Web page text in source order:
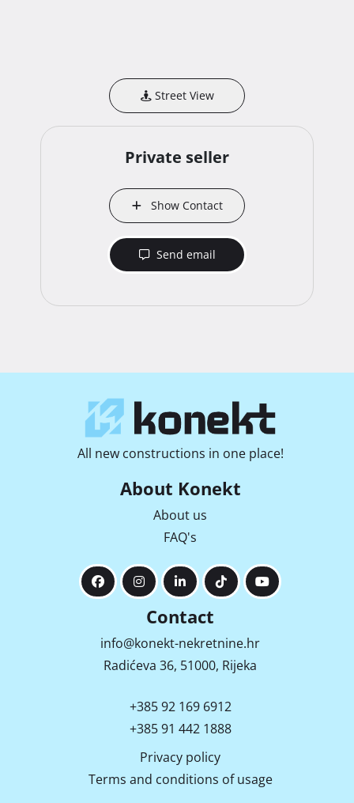
Street View
Private seller
Show Contact
Send email
All new constructions in one place!
About Konekt
About us
FAQ's
Contact
info@konekt-nekretnine.hr
Radićeva 36, 51000, Rijeka
+385 92 169 6912
+385 91 442 1888
Privacy policy
Terms and conditions of usage